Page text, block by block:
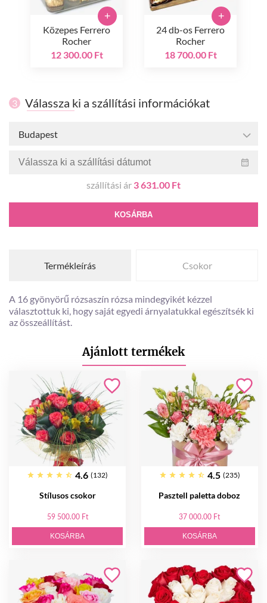
Közepes Ferrero
Rocher
12 300.00 Ft
+
24 db-os Ferrero
Rocher
18 700.00 Ft
+
3 Válassza ki a szállítási információkat
Budapest
szállítási ár 3 631.00 Ft
KOSÁRBA
Termékleírás Csokor
A 16 gyönyörű rózsaszín rózsa mindegyikét kézzel
választottuk ki, hogy saját egyedi árnyalatukkal egészítsék ki
az összeállítást.
Ajánlott termékek
4.6 (132)
Stílusos csokor
59 500.00 Ft
KOSÁRBA
4.5 (235)
Pasztell paletta doboz
37 000.00 Ft
KOSÁRBA